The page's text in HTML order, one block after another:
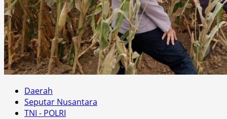
Daerah
Seputar Nusantara
TNI - POLRI